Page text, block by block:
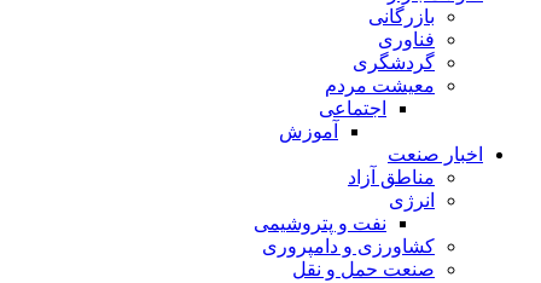
بازرگانی
فناوری
گردشگری
معیشت مردم
اجتماعی
آموزش
اخبار صنعت
مناطق آزاد
انرژی
نفت و پتروشیمی
کشاورزی و دامپروری
صنعت حمل و نقل